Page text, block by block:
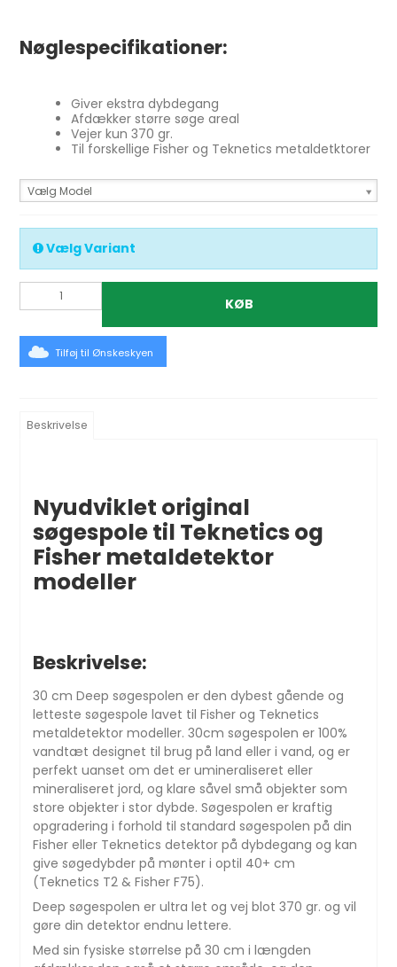
Nøglespecifikationer:
Giver ekstra dybdegang
Afdækker større søge areal
Vejer kun 370 gr.
Til forskellige Fisher og Teknetics metaldetktorer
Vælg Model
Vælg Variant
KØB
Tilføj til Ønskeskyen
Beskrivelse
Nyudviklet original
søgespole til Teknetics og
Fisher metaldetektor
modeller
Beskrivelse:
30 cm Deep søgespolen er den dybest gående og
letteste søgespole lavet til Fisher og Teknetics
metaldetektor modeller. 30cm søgespolen er 100%
vandtæt designet til brug på land eller i vand, og er
perfekt uanset om det er umineraliseret eller
mineraliseret jord, og klare såvel små objekter som
store objekter i stor dybde. Søgespolen er kraftig
opgradering i forhold til standard søgespolen på din
Fisher eller Teknetics detektor på dybdegang og kan
give søgedybder på mønter i optil 40+ cm
(Teknetics T2 & Fisher F75).
Deep søgespolen er ultra let og vej blot 370 gr. og vil
gøre din detektor endnu lettere.
Med sin fysiske størrelse på 30 cm i længden